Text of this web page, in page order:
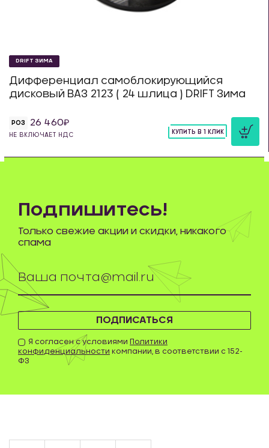
DRIFT ЗИМА
Дифференциал самоблокирующийся
дисковый ВАЗ 2123 ( 24 шлица ) DRIFT Зима
РОЗ 26 460
НЕ ВКЛЮЧАЕТ НДС
КУПИТЬ В 1 КЛИК
ПОДПИСАТЬСЯ
Я согласен с условиями Политики
конфиденциальности компании, в соответствии с 152-
ФЗ
Подпишитесь!
Только свежие акции и скидки, никакого
спама